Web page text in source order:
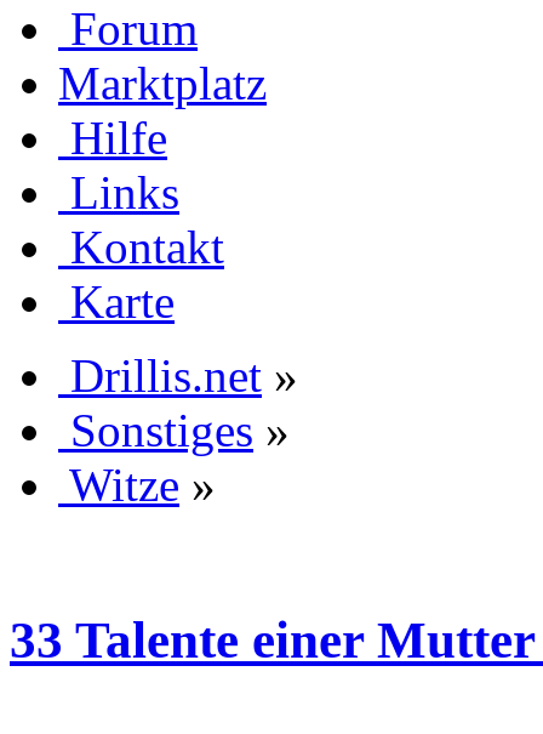
Forum
Marktplatz
Hilfe
Links
Kontakt
Karte
Drillis.net »
Sonstiges »
Witze »
33 Talente einer